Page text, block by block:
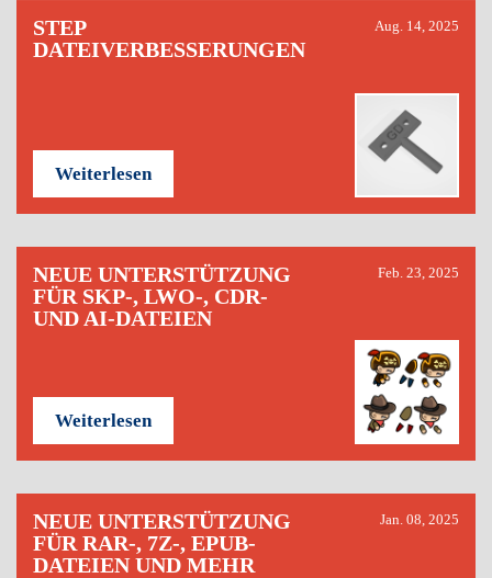
STEP
DATEIVERBESSERUNGEN
Aug. 14, 2025
Weiterlesen
NEUE UNTERSTÜTZUNG
FÜR SKP-, LWO-, CDR-
UND AI-DATEIEN
Feb. 23, 2025
Weiterlesen
NEUE UNTERSTÜTZUNG
FÜR RAR-, 7Z-, EPUB-
DATEIEN UND MEHR
Jan. 08, 2025